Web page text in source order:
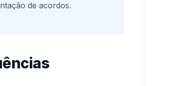
de acordos.